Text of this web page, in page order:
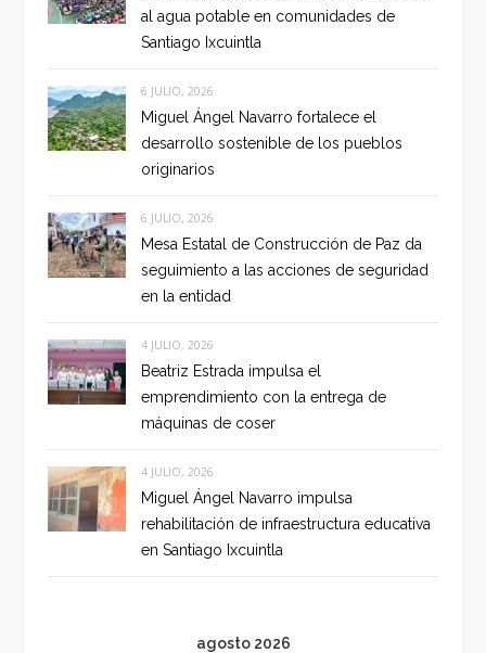
al agua potable en comunidades de
Santiago Ixcuintla
6 JULIO, 2026
Miguel Ángel Navarro fortalece el
desarrollo sostenible de los pueblos
originarios
6 JULIO, 2026
Mesa Estatal de Construcción de Paz da
seguimiento a las acciones de seguridad
en la entidad
4 JULIO, 2026
Beatriz Estrada impulsa el
emprendimiento con la entrega de
máquinas de coser
4 JULIO, 2026
Miguel Ángel Navarro impulsa
rehabilitación de infraestructura educativa
en Santiago Ixcuintla
agosto 2026